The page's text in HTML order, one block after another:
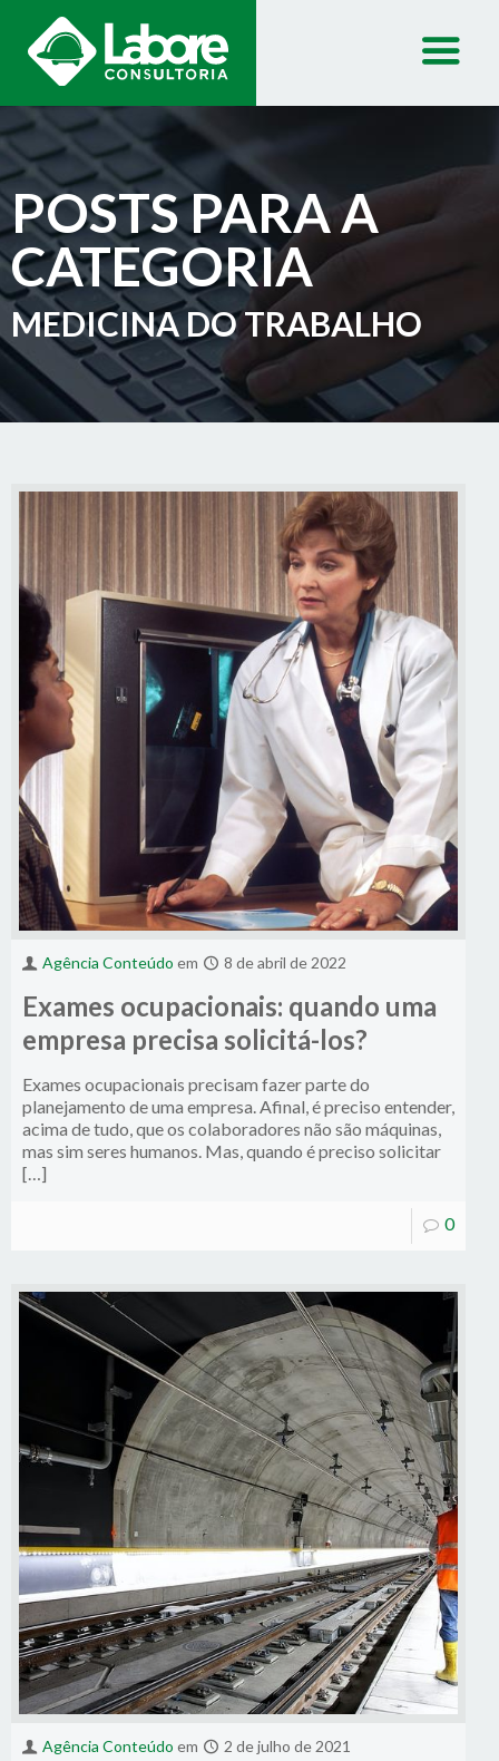
POSTS PARA A
CATEGORIA
MEDICINA DO TRABALHO
Agência Conteúdo em 8 de abril de 2022
Exames ocupacionais: quando uma
empresa precisa solicitá-los?
Exames ocupacionais precisam fazer parte do
planejamento de uma empresa. Afinal, é preciso entender,
acima de tudo, que os colaboradores não são máquinas,
mas sim seres humanos. Mas, quando é preciso solicitar
[…]
0
Agência Conteúdo em 2 de julho de 2021